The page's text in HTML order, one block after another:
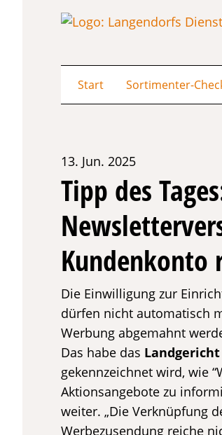
Start Sortimenter-
13. Jun. 2025
Tipp des
Kundenkonto
Die Einwilligung zur
dürfen nicht automatisch
Werbung abgemahnt
Das habe das
gekennzeichnet wird, wie
Aktionsangebote zu
weiter. „Die Verknüpfung
Werbezusendung reiche